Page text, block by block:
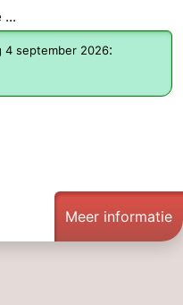
...
vrijdag 4 september 2026:
Meer informatie